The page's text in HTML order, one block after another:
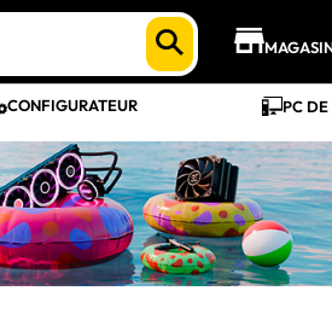
CONFIGURATEUR PC DE